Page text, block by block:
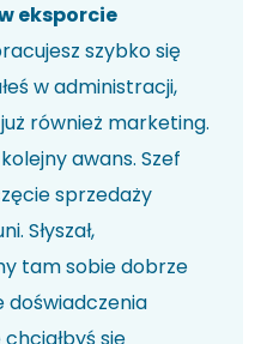
eksporcie
szybko się
w administracji,
również marketing.
awans. Szef
sprzedaży
Słyszał,
tam sobie dobrze
doświadczenia